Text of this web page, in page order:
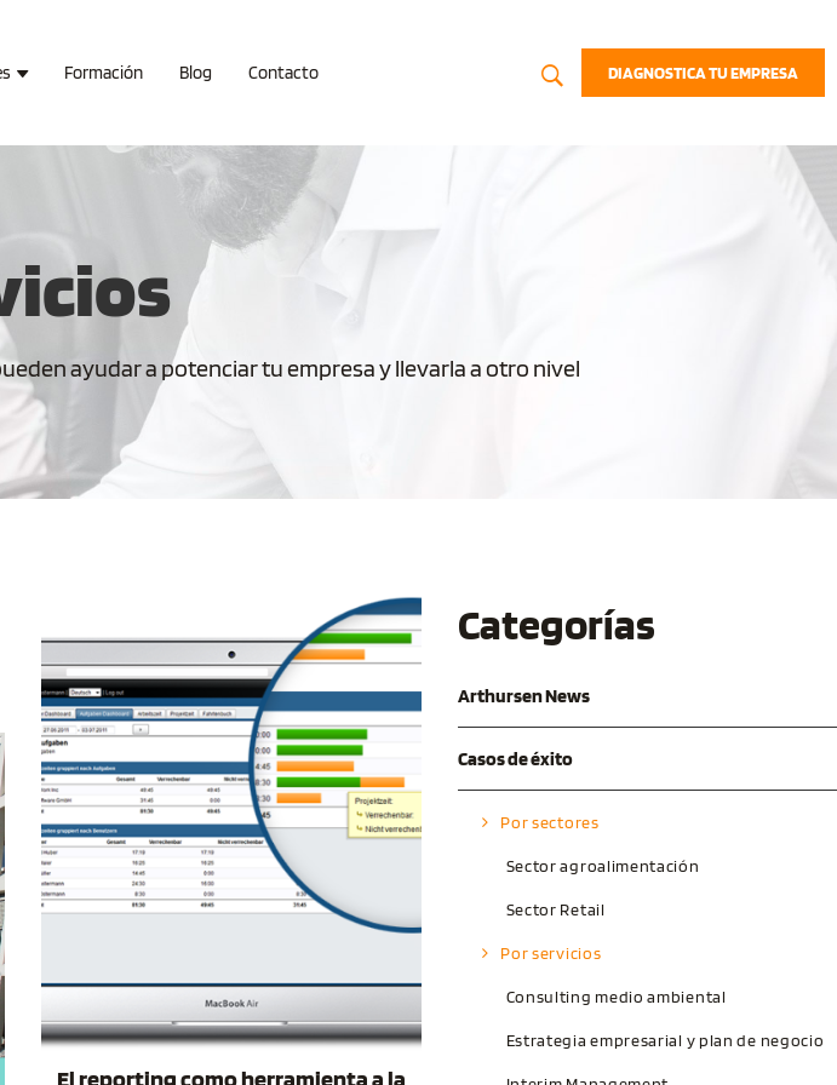
Formación Blog Contacto DIAGNOSTICA TU EMPRESA
ayudar a potenciar tu empresa y llevarla a otro nivel
El reporting como herramienta a la
Categorías
Arthursen News
Casos de éxito
Por sectores
Sector agroalimentación
Sector Retail
Por servicios
Consulting medio ambiental
Estrategia empresarial y plan de negocio